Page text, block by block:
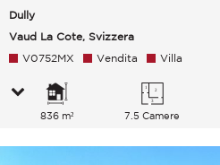
Dully
Vaud La Cote, Svizzera
V0752MX Vendita Villa
836 m² 7.5 Camere